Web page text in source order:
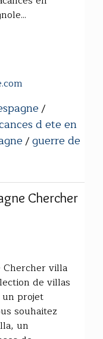
/
d ete en
/guerre de
Chercher
Chercher villa
de villas
un projet
souhaitez
un